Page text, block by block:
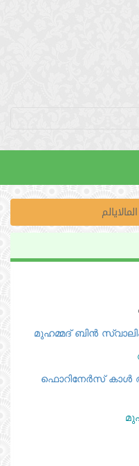
മുഹമ്മദ്‌ ബിന്‍
ഫൊറിനേര്‍സ്‌